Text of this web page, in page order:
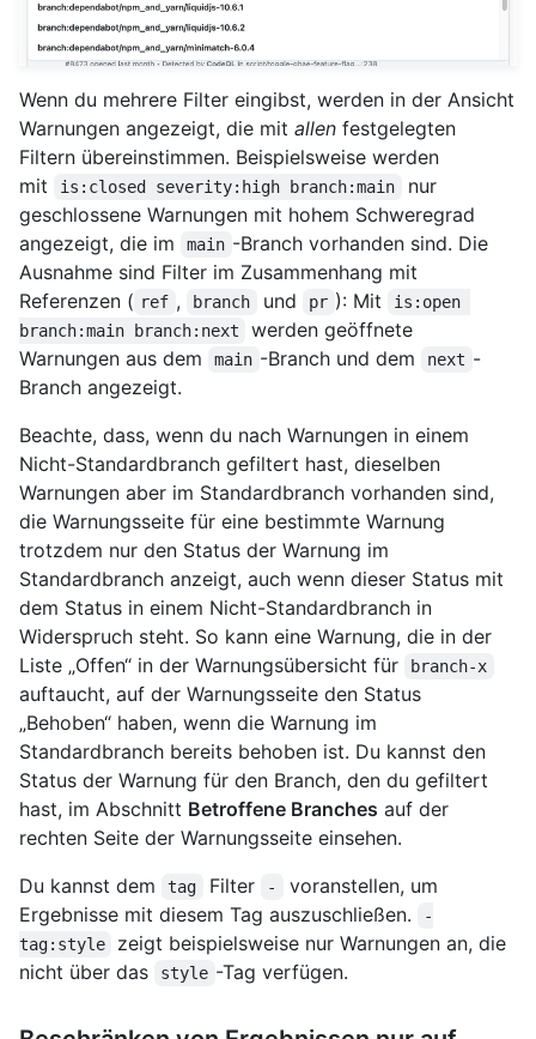
Wenn du mehrere Filter eingibst, werden in der Ansicht
Warnungen angezeigt, die mit allen festgelegten
Filtern übereinstimmen. Beispielsweise werden
mit
is:closed severity:high branch:main
nur
geschlossene Warnungen mit hohem Schweregrad
angezeigt, die im
main -Branch vorhanden sind. Die
Ausnahme sind Filter im Zusammenhang mit
Referenzen ( ref , branch und pr ): Mit
is:open
branch:main branch:next
werden geöffnete
Warnungen aus dem
main -Branch und dem next -
Branch angezeigt.
Beachte, dass, wenn du nach Warnungen in einem
Nicht-Standardbranch gefiltert hast, dieselben
Warnungen aber im Standardbranch vorhanden sind,
die Warnungsseite für eine bestimmte Warnung
trotzdem nur den Status der Warnung im
Standardbranch anzeigt, auch wenn dieser Status mit
dem Status in einem Nicht-Standardbranch in
Widerspruch steht. So kann eine Warnung, die in der
Liste „Offen“ in der Warnungsübersicht für
branch-x
auftaucht, auf der Warnungsseite den Status
„Behoben“ haben, wenn die Warnung im
Standardbranch bereits behoben ist. Du kannst den
Status der Warnung für den Branch, den du gefiltert
hast, im Abschnitt Betroffene Branches auf der
rechten Seite der Warnungsseite einsehen.
Du kannst dem
tag Filter -
voranstellen, um
Ergebnisse mit diesem Tag auszuschließen.
-
tag:style
zeigt beispielsweise nur Warnungen an, die
nicht über das
style -Tag verfügen.